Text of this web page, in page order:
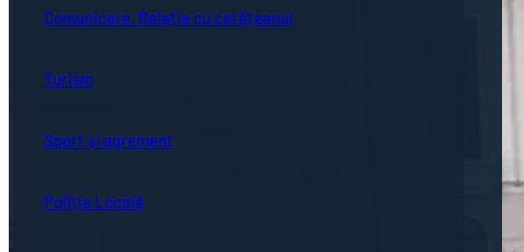
Comunicare. Relația cu cetățeanul
Turism
Sport și agrement
Poliția Locală